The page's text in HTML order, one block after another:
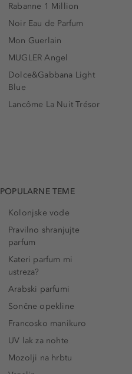
Rabanne 1 Million
Noir Eau de Parfum
Mon Guerlain
MUGLER Angel
Dolce&Gabbana Light
Blue
Lancôme La Nuit Trésor
POPULARNE TEME
Kolonjske vode
Pravilno shranjujte
parfum
Kateri parfum mi
ustreza?
Arabski parfumi
Sončne opekline
Francosko manikuro
UV lak za nohte
Mozolji na hrbtu